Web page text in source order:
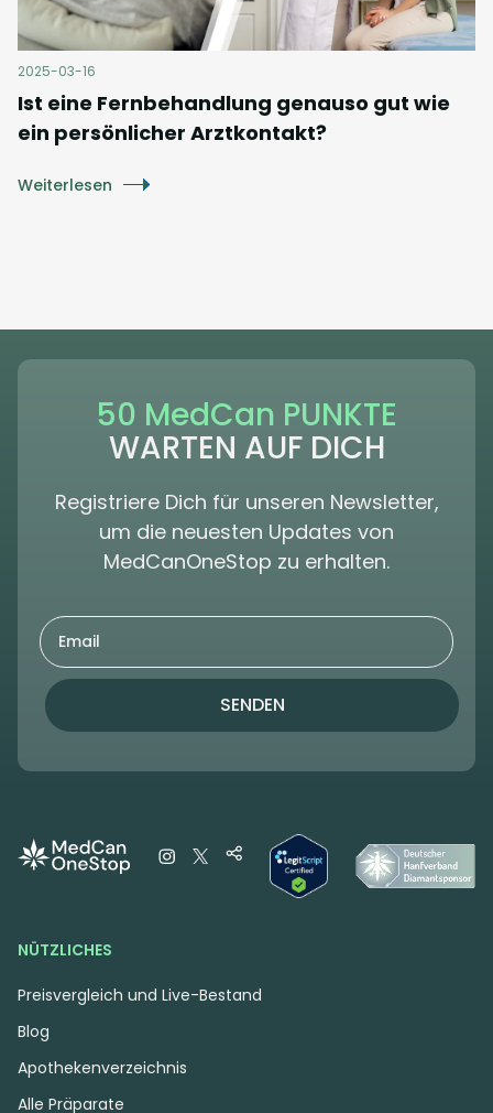
2025-03-16
Ist eine Fernbehandlung genauso gut wie
ein persönlicher Arztkontakt?
Weiterlesen
50 MedCan PUNKTE
WARTEN AUF DICH
Registriere Dich für unseren Newsletter,
um die neuesten Updates von
MedCanOneStop zu erhalten.
SENDEN
NÜTZLICHES
Preisvergleich und Live-Bestand
Blog
Apothekenverzeichnis
Alle Präparate